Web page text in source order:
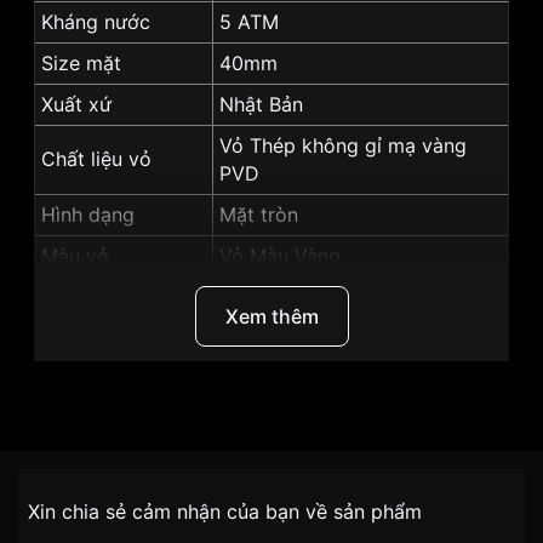
Kháng nước
5 ATM
Size mặt
40mm
Xuất xứ
Nhật Bản
Chất liệu vỏ
Vỏ Thép không gỉ mạ vàng
PVD
Hình dạng
Mặt tròn
Màu vỏ
Vỏ Màu Vàng
Xem thêm
Đối tượng sử dụng Nam
tiện lợi –
Xin chia sẻ cảm nhận của bạn về sản phẩm